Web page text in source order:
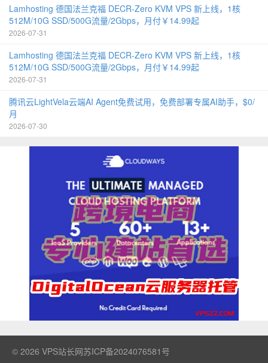
Lamhosting 德国法兰克福 DECR-Zero KVM VPS 新上线，1核
512M/10G SSD/500G流量/2Gbps，月付￥14.99起
2026-07-31
Lamhosting 德国法兰克福 DECR-Zero KVM VPS 新上线，1核
512M/10G SSD/500G流量/2Gbps，月付￥14.99起
2026-07-31
腾讯云LightVela云端AI Agent免费试用，免费部署专属AI助手，$0/
月
2026-07-30
© 2026 VPS站长网苏ICP备2024076581号